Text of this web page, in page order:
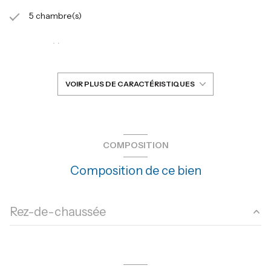
5 chambre(s)
1 salle(s) de bain
1 garage(s)
VOIR PLUS DE CARACTÉRISTIQUES
COMPOSITION
Composition de ce bien
Rez-de-chaussée